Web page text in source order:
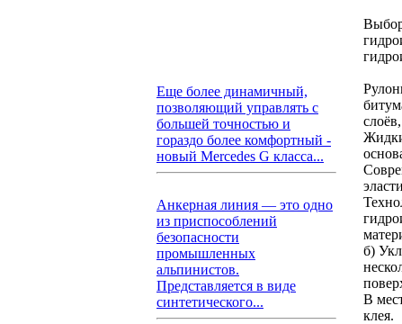
Еще более динамичный,
позволяющий управлять с
большей точностью и
гораздо более комфортный -
новый Mercedes G класса...
Анкерная линия — это одно
из приспособлений
безопасности
промышленных
альпинистов.
Представляется в виде
синтетического...
б)
В
клея.